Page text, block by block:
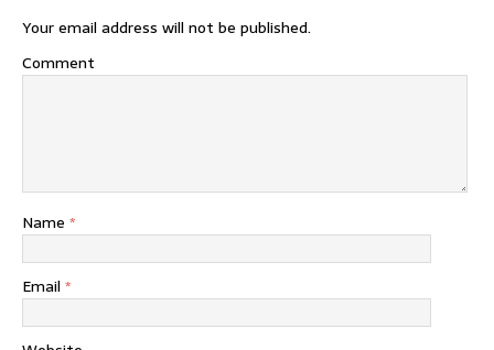
Your email address will not be published.
Comment
Name *
Email *